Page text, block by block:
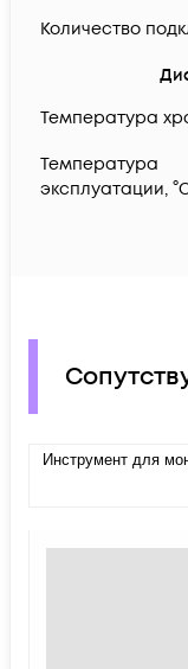
Количество
Температура
Температура
эксплуатации,
Инструмент для